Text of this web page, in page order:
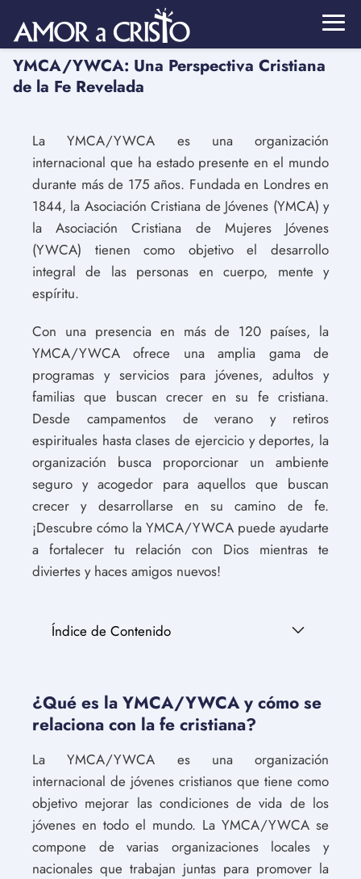
YMCA/YWCA: Una Perspectiva Cristiana
de la Fe Revelada
La YMCA/YWCA es una organización
internacional que ha estado presente en el mundo
durante más de 175 años. Fundada en Londres en
1844, la Asociación Cristiana de Jóvenes (YMCA) y
la Asociación Cristiana de Mujeres Jóvenes
(YWCA) tienen como objetivo el desarrollo
integral de las personas en cuerpo, mente y
espíritu.
Con una presencia en más de 120 países, la
YMCA/YWCA ofrece una amplia gama de
programas y servicios para jóvenes, adultos y
familias que buscan crecer en su fe cristiana.
Desde campamentos de verano y retiros
espirituales hasta clases de ejercicio y deportes, la
organización busca proporcionar un ambiente
seguro y acogedor para aquellos que buscan
crecer y desarrollarse en su camino de fe.
¡Descubre cómo la YMCA/YWCA puede ayudarte
a fortalecer tu relación con Dios mientras te
diviertes y haces amigos nuevos!
Índice de Contenido
¿Qué es la YMCA/YWCA y cómo se
relaciona con la fe cristiana?
La YMCA/YWCA es una organización
internacional de jóvenes cristianos que tiene como
objetivo mejorar las condiciones de vida de los
jóvenes en todo el mundo. La YMCA/YWCA se
compone de varias organizaciones locales y
nacionales que trabajan juntas para promover la